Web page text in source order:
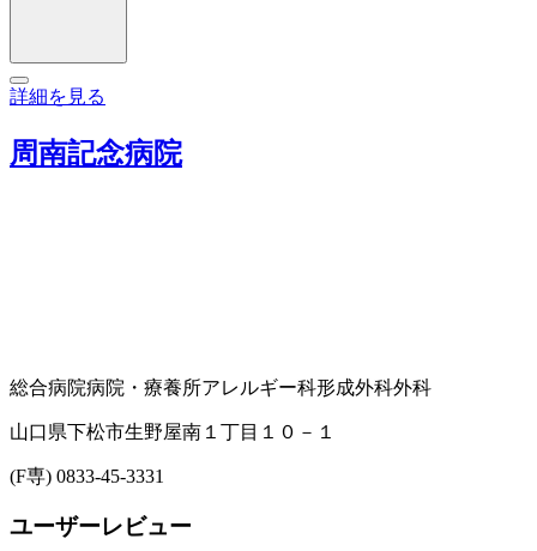
詳細を見る
周南記念病院
総合病院病院・療養所アレルギー科形成外科外科
山口県下松市生野屋南１丁目１０－１
(F専) 0833-45-3331
ユーザーレビュー